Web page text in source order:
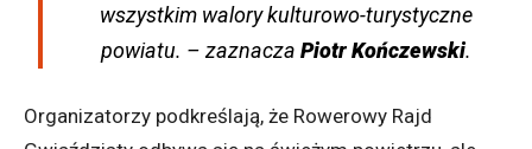
wszystkim walory kulturowo-turystyczne
powiatu. – zaznacza Piotr Kończewski.
Organizatorzy podkreślają, że Rowerowy Rajd